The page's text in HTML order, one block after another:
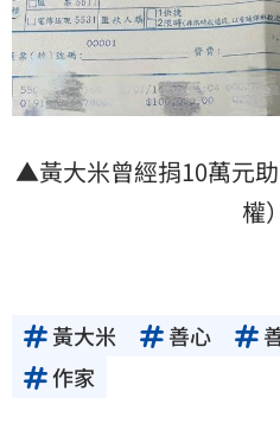
▲黃大米曾經捐10萬元
權）
黃大米 善心
作家